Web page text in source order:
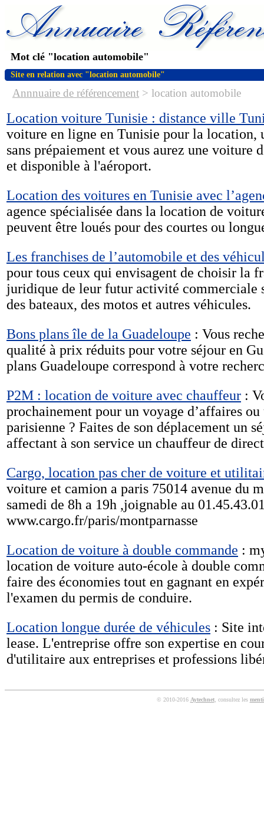
Mot clé "location automobile"
Site en relation avec "location automobile"
Annnuaire de référencement > location automobile
Location voiture Tunisie : distance ville
voiture en ligne en Tunisie pour la location,
sans prépaiement et vous aurez une voiture
et disponible à l'aéroport.
Location des voitures en Tunisie avec
agence spécialisée dans la location de
peuvent être loués pour des courtes ou
Les franchises de l’automobile et des
pour tous ceux qui envisagent de choisir la
juridique de leur futur activité commerciale
des bateaux, des motos et autres véhicules.
Bons plans île de la Guadeloupe : Vous
qualité à prix réduits pour votre séjour en
plans Guadeloupe correspond à votre
P2M : location de voiture avec chauffeur :
prochainement pour un voyage d’affaires
parisienne ? Faites de son déplacement un
affectant à son service un chauffeur de
Cargo, location pas cher de voiture et
voiture et camion a paris 75014 avenue du
samedi de 8h a 19h ,joignable au
www.cargo.fr/paris/montparnasse
Location de voiture à double commande :
location de voiture auto-école à double
faire des économies tout en gagnant en
l'examen du permis de conduire.
Location longue durée de véhicules : Site
lease. L'entreprise offre son expertise en
d'utilitaire aux entreprises et professions
© 2010-2016 Aytechnet, consultez les